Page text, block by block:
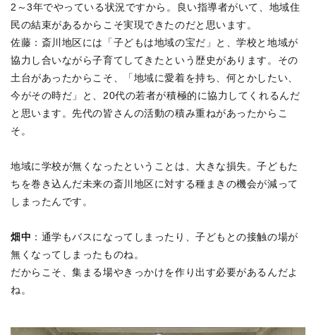
2～3年でやっている状況ですから。良い指導者がいて、地域住
民の結束があるからこそ実現できたのだと思います。
佐藤：斎川地区には「子どもは地域の宝だ」と、学校と地域が
協力し合いながら子育てしてきたという歴史があります。その
土台があったからこそ、「地域に愛着を持ち、何とかしたい、
今がその時だ」と、20代の若者が積極的に協力してくれるんだ
と思います。先代の皆さんの活動の積み重ねがあったからこ
そ。
地域に学校が無くなったということは、大きな損失。子どもた
ちを巻き込んだ未来の斎川地区に対する種まきの機会が減って
しまったんです。
畑中 ：通学もバスになってしまったり、子どもとの接触の場が
無くなってしまったものね。
だからこそ、集まる場やきっかけを作り出す必要があるんだよ
ね。